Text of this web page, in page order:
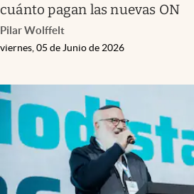
cuánto pagan las nuevas ON
Pilar Wolffelt
viernes, 05 de Junio de 2026